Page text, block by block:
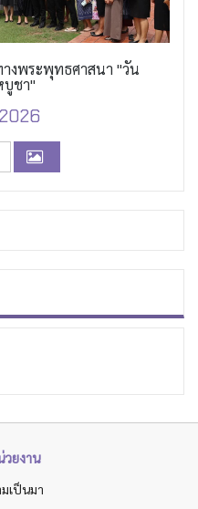
งพระพุทธศาสนา "วัน
บูชา"
ยงาน
เป็นมา